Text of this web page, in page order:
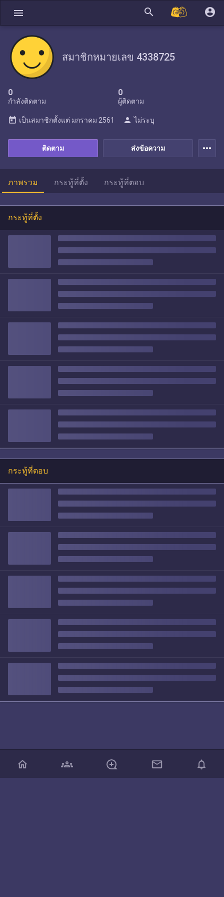
menu search account_circle
สมาชิกหมายเลข 4338725
0
กำลังติดตาม
0
ผู้ติดตาม
ส่งข้อความ
ติดตาม
today เป็นสมาชิกตั้งแต่ มกราคม 2561 person ไม่ระบุ
more_horiz
ภาพรวม กระทู้ที่ตั้ง กระทู้ที่ตอบ
กระทู้ที่ตั้ง
กระทู้ที่ตอบ